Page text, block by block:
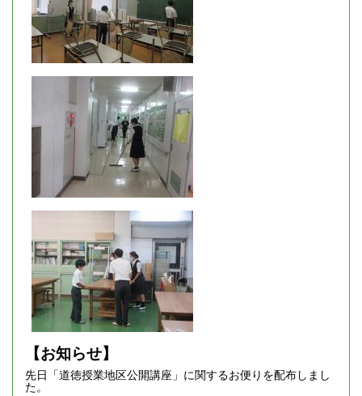
【お知らせ】
先日「道徳授業地区公開講座」に関するお便りを配布しまし
た。